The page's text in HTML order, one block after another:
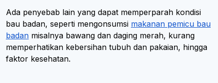
Ada penyebab lain yang dapat memperparah kondisi
bau badan, seperti mengonsumsi makanan pemicu bau
badan misalnya bawang dan daging merah, kurang
memperhatikan kebersihan tubuh dan pakaian, hingga
faktor kesehatan.